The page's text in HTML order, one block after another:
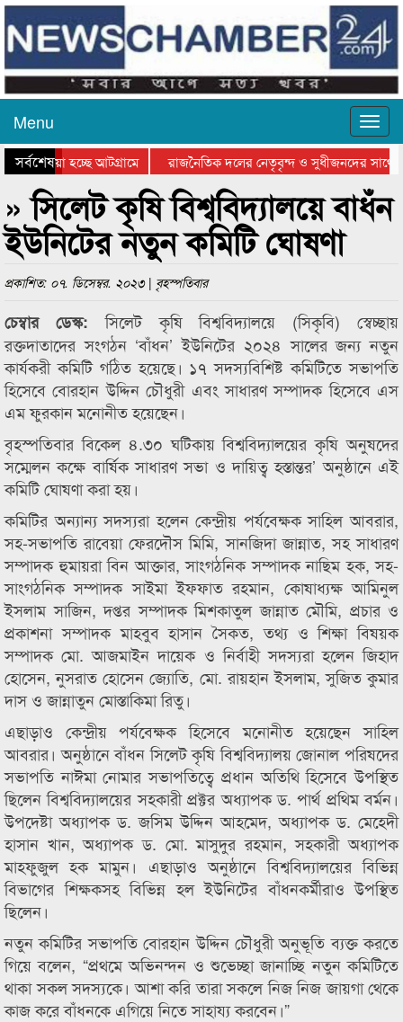
Menu
সর্বশেষ
যাওয়া হচ্ছে আটগ্রামে
রাজনৈতিক দলের নেতৃবৃন্দ ও সুধীজনদের সাথে
পুরস্কার বিতরণ সম্পন্ন
সিলেটে বাংলাদেশ গ্রুপ থিয়েটার ফেডারেশানের
» সিলেট কৃষি বিশ্ববিদ্যালয়ে বাধঁন
ইউনিটের নতুন কমিটি ঘোষণা
প্রকাশিত: ০৭. ডিসেম্বর. ২০২৩ | বৃহস্পতিবার
চেম্বার ডেস্ক:সিলেট কৃষি বিশ্ববিদ্যালয়ে (সিকৃবি) স্বেচ্ছায়
রক্তদাতাদের সংগঠন ‘বাঁধন’ ইউনিটের ২০২৪ সালের জন্য নতুন
কার্যকরী কমিটি গঠিত হয়েছে। ১৭ সদস্যবিশিষ্ট কমিটিতে সভাপতি
হিসেবে বোরহান উদ্দিন চৌধুরী এবং সাধারণ সম্পাদক হিসেবে এস
এম ফুরকান মনোনীত হয়েছেন।
বৃহস্পতিবার বিকেল ৪.৩০ ঘটিকায় বিশ্ববিদ্যালয়ের কৃষি অনুষদের
সম্মেলন কক্ষে বার্ষিক সাধারণ সভা ও দায়িত্ব হস্তান্তর’ অনুষ্ঠানে এই
কমিটি ঘোষণা করা হয়।
কমিটির অন্যান্য সদস্যরা হলেন কেন্দ্রীয় পর্যবেক্ষক সাহিল আবরার,
সহ-সভাপতি রাবেয়া ফেরদৌস মিমি, সানজিদা জান্নাত, সহ সাধারণ
সম্পাদক হুমায়রা বিন আক্তার, সাংগঠনিক সম্পাদক নাছিম হক, সহ-
সাংগঠনিক সম্পাদক সাইমা ইফফাত রহমান, কোষাধ্যক্ষ আমিনুল
ইসলাম সাজিন, দপ্তর সম্পাদক মিশকাতুল জান্নাত মৌমি, প্রচার ও
প্রকাশনা সম্পাদক মাহবুব হাসান সৈকত, তথ্য ও শিক্ষা বিষয়ক
সম্পাদক মো. আজমাইন দায়েক ও নির্বাহী সদস্যরা হলেন জিহাদ
হোসেন, নুসরাত হোসেন জ্যোতি, মো. রায়হান ইসলাম, সুজিত কুমার
দাস ও জান্নাতুন মোস্তাকিমা রিতু।
এছাড়াও কেন্দ্রীয় পর্যবেক্ষক হিসেবে মনোনীত হয়েছেন সাহিল
আবরার। অনুষ্ঠানে বাঁধন সিলেট কৃষি বিশ্ববিদ্যালয় জোনাল পরিষদের
সভাপতি নাঈমা নোমার সভাপতিত্বে প্রধান অতিথি হিসেবে উপস্থিত
ছিলেন বিশ্ববিদ্যালয়ের সহকারী প্রক্টর অধ্যাপক ড. পার্থ প্রথিম বর্মন।
উপদেষ্টা অধ্যাপক ড. জসিম উদ্দিন আহমেদ, অধ্যাপক ড. মেহেদী
হাসান খান, অধ্যাপক ড. মো. মাসুদুর রহমান, সহকারী অধ্যাপক
মাহফুজুল হক মামুন। এছাড়াও অনুষ্ঠানে বিশ্ববিদ্যালয়ের বিভিন্ন
বিভাগের শিক্ষকসহ বিভিন্ন হল ইউনিটের বাঁধনকর্মীরাও উপস্থিত
ছিলেন।
নতুন কমিটির সভাপতি বোরহান উদ্দিন চৌধুরী অনুভূতি ব্যক্ত করতে
গিয়ে বলেন, “প্রথমে অভিনন্দন ও শুভেচ্ছা জানাচ্ছি নতুন কমিটিতে
থাকা সকল সদস্যকে। আশা করি তারা সকলে নিজ নিজ জায়গা থেকে
কাজ করে বাঁধনকে এগিয়ে নিতে সাহায্য করবেন।”